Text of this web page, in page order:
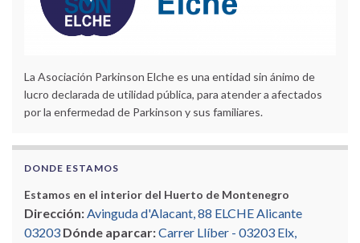
La Asociación Parkinson Elche es una entidad sin ánimo de
lucro declarada de utilidad pública, para atender a afectados
por la enfermedad de Parkinson y sus familiares.
DONDE ESTAMOS
Estamos en el interior del Huerto de Montenegro
Dirección:Avinguda d'Alacant, 88 ELCHE Alicante
03203 Dónde aparcar:Carrer Llíber - 03203 Elx,